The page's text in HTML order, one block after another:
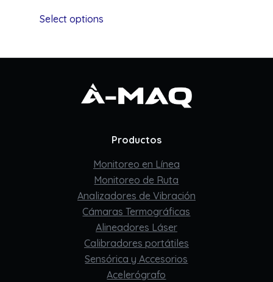
Select options
Productos
Monitoreo en Línea
Monitoreo de Ruta
Analizadores de Vibración
Cámaras Termográficas
Alineadores Láser
Calibradores portátiles
Sensórica y Accesorios
Acelerógrafo